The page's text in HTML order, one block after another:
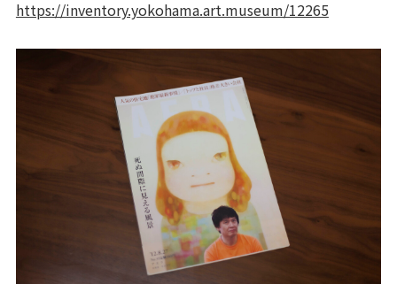
https://inventory.yokohama.art.museum/12265